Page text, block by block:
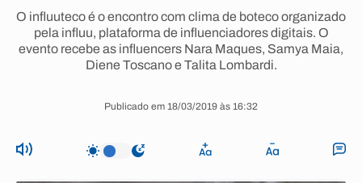
O influuteco é o encontro com clima de boteco organizado
pela influu, plataforma de influenciadores digitais. O
evento recebe as influencers Nara Maques, Samya Maia,
Diene Toscano e Talita Lombardi.
Publicado em 18/03/2019 às 16:32